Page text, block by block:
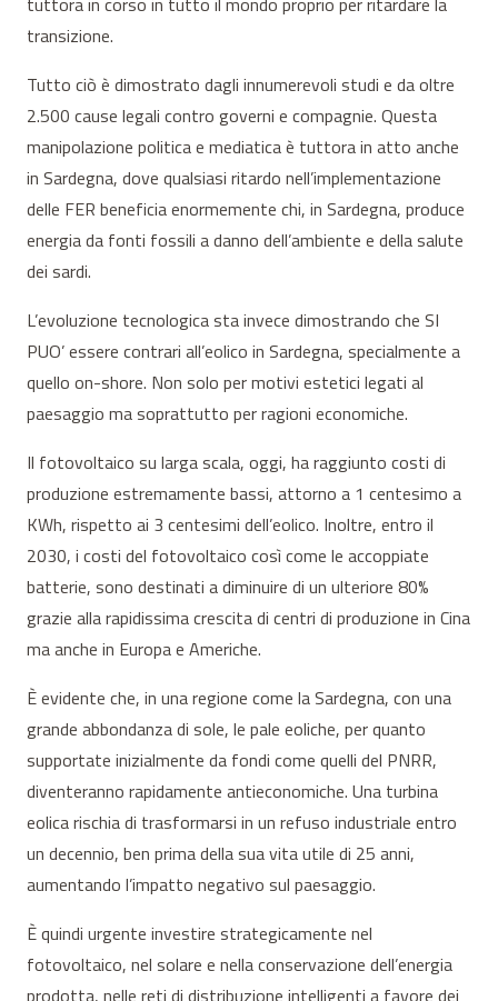
transizione.
Tutto ciò è dimostrato dagli innumerevoli studi e da oltre
2.500 cause legali contro governi e compagnie. Questa
manipolazione politica e mediatica è tuttora in atto anche
in Sardegna, dove qualsiasi ritardo nell’implementazione
delle FER beneficia enormemente chi, in Sardegna, produce
energia da fonti fossili a danno dell’ambiente e della salute
dei sardi.
L’evoluzione tecnologica sta invece dimostrando che SI
PUO’ essere contrari all’eolico in Sardegna, specialmente a
quello on-shore. Non solo per motivi estetici legati al
paesaggio ma soprattutto per ragioni economiche.
Il fotovoltaico su larga scala, oggi, ha raggiunto costi di
produzione estremamente bassi, attorno a 1 centesimo a
KWh, rispetto ai 3 centesimi dell’eolico. Inoltre, entro il
2030, i costi del fotovoltaico così come le accoppiate
batterie, sono destinati a diminuire di un ulteriore 80%
grazie alla rapidissima crescita di centri di produzione in Cina
ma anche in Europa e Americhe.
È evidente che, in una regione come la Sardegna, con una
grande abbondanza di sole, le pale eoliche, per quanto
supportate inizialmente da fondi come quelli del PNRR,
diventeranno rapidamente antieconomiche. Una turbina
eolica rischia di trasformarsi in un refuso industriale entro
un decennio, ben prima della sua vita utile di 25 anni,
aumentando l’impatto negativo sul paesaggio.
È quindi urgente investire strategicamente nel
fotovoltaico, nel solare e nella conservazione dell’energia
prodotta, nelle reti di distribuzione intelligenti a favore dei